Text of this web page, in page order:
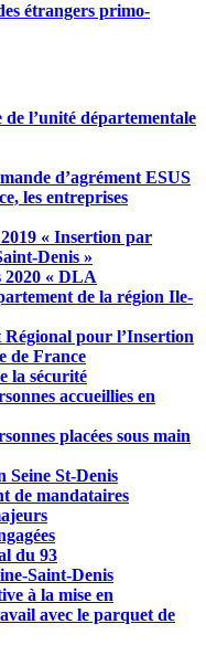
étrangers primo-
l’unité départementale
d’agrément ESUS
les entreprises
« Insertion par
Denis »
2020 « DLA
de la région Ile-
pour l’Insertion
de France
la sécurité
accueillies en
placées sous main
Seine St-Denis
de mandataires
du 93
Saint-Denis
à la mise en
avec le parquet de